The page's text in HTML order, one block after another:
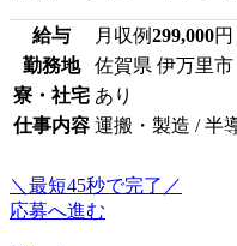
給与 月収例299,000円
勤務地
佐賀県 伊万里市
寮・社宅 あり
仕事内容 運搬・製造 / 半
＼最短45秒で完了／
応募へ進む